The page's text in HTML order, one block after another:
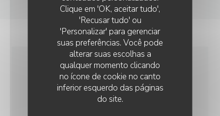
Clique em 'OK, aceitar tudo',
'Recusar tudo' ou
'Personalizar' para gerenciar
suas preferências. Você pode
alterar suas escolhas a
qualquer momento clicando
no ícone de cookie no canto
inferior esquerdo das páginas
do site.
INFORMAÇÕES GERAIS
SERVIÇOS